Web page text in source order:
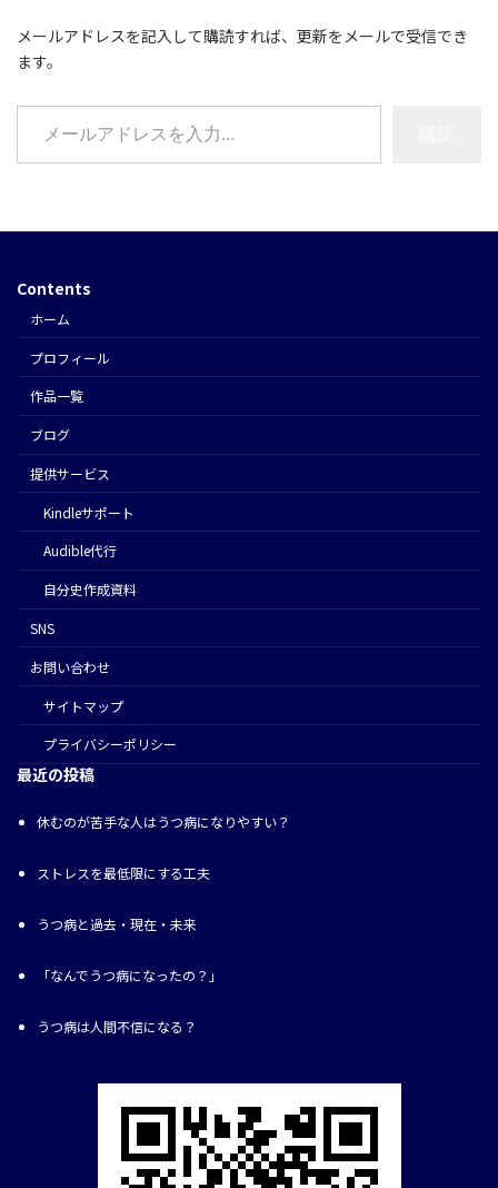
メールアドレスを記入して購読すれば、更新をメールで受信でき
ます。
メールアドレスを入力...
Contents
ホーム
プロフィール
作品一覧
ブログ
提供サービス
Kindleサポート
Audible代行
⾃分史作成資料
SNS
お問い合わせ
サイトマップ
プライバシーポリシー
最近の投稿
休むのが苦手な人はうつ病になりやすい？
ストレスを最低限にする工夫
うつ病と過去・現在・未来
「なんでうつ病になったの？」
うつ病は人間不信になる？